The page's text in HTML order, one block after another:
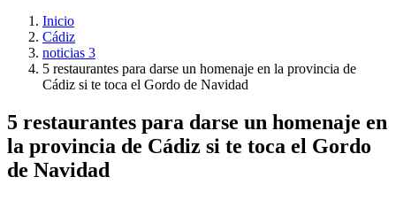
Inicio
Cádiz
noticias 3
5 restaurantes para darse un homenaje en la provincia de
Cádiz si te toca el Gordo de Navidad
5 restaurantes para darse un homenaje en
la provincia de Cádiz si te toca el Gordo
de Navidad